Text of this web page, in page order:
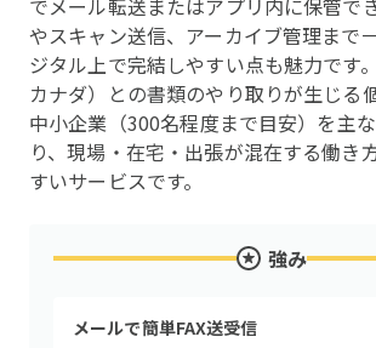
でメール転送またはアプリ内に保管で
やスキャン送信、アーカイブ管理まで
ジタル上で完結しやすい点も魅力です
カナダ）との書類のやり取りが生じる
中小企業（300名程度まで目安）を主
り、現場・在宅・出張が混在する働き
すいサービスです。
強み
メールで簡単FAX送受信